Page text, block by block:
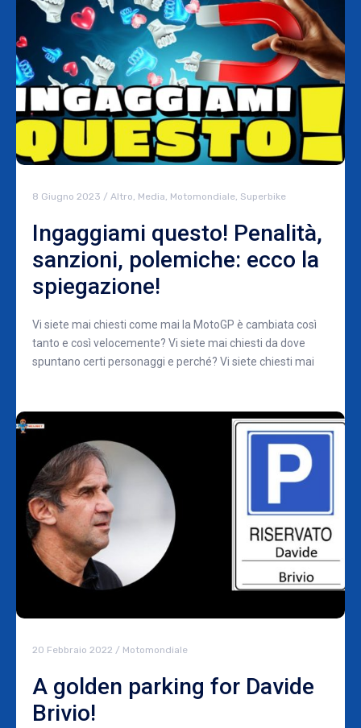
8 Giugno 2023 / Altro, Media, Motomondiale, Superbike
Ingaggiami questo! Penalità,
sanzioni, polemiche: ecco la
spiegazione!
Vi siete mai chiesti come mai la MotoGP è cambiata così
tanto e così velocemente? Vi siete mai chiesti da dove
spuntano certi personaggi e perché? Vi siete chiesti mai
20 Febbraio 2022 / Motomondiale
A golden parking for Davide
Brivio!